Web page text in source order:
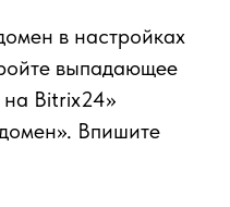
в настройках
выпадающее
Bitrix24»
Впишите